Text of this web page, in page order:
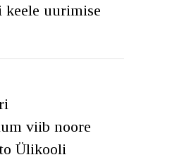
keele uurimise
viib noore
Ülikooli